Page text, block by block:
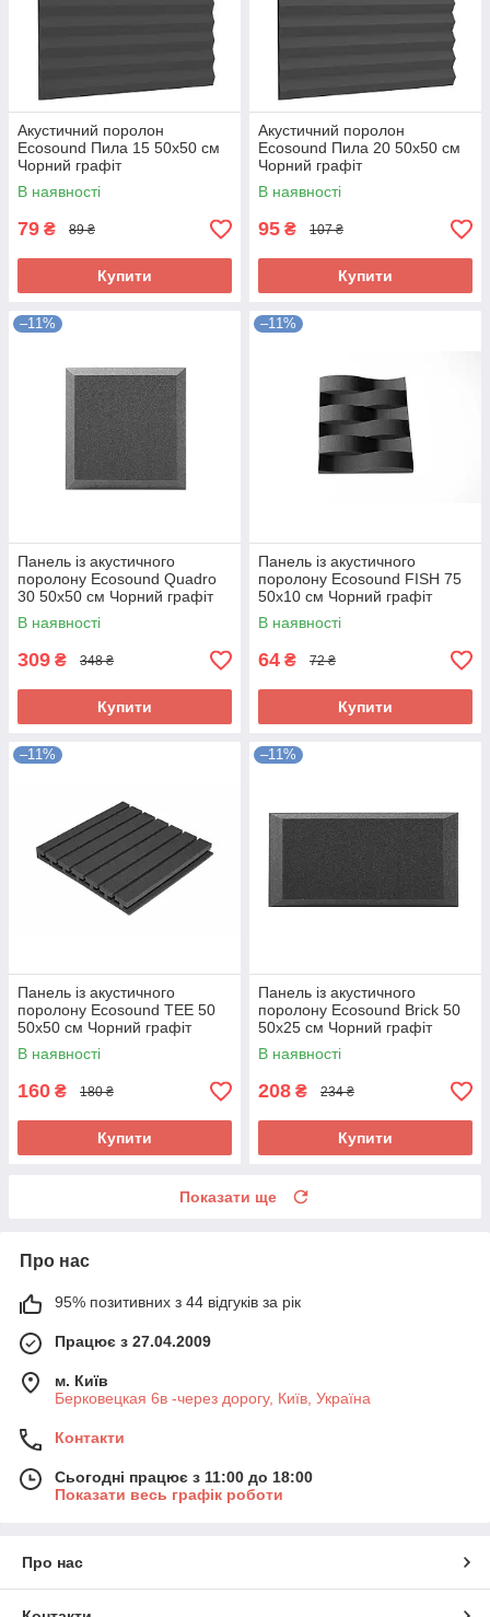
Акустичний поролон
Ecosound Пила 15 50х50 см
Чорний графіт
В наявності
79 ₴ 89 ₴
Купити
Акустичний поролон
Ecosound Пила 20 50х50 см
Чорний графіт
В наявності
95 ₴ 107 ₴
Купити
–11%
Панель із акустичного
поролону Ecosound Quadro
30 50х50 см Чорний графіт
В наявності
309 ₴ 348 ₴
Купити
–11%
Панель із акустичного
поролону Ecosound FISH 75
50х10 см Чорний графіт
В наявності
64 ₴ 72 ₴
Купити
–11%
Панель із акустичного
поролону Ecosound TEE 50
50х50 см Чорний графіт
В наявності
160 ₴ 180 ₴
Купити
–11%
Панель із акустичного
поролону Ecosound Brick 50
50х25 см Чорний графіт
В наявності
208 ₴ 234 ₴
Купити
Показати ще
Про нас
95% позитивних з 44 відгуків за рік
Працює з 27.04.2009
м. Київ
Берковецкая 6в -через дорогу, Київ, Україна
Контакти
Сьогодні працює з 11:00 до 18:00
Показати весь графік роботи
Про нас